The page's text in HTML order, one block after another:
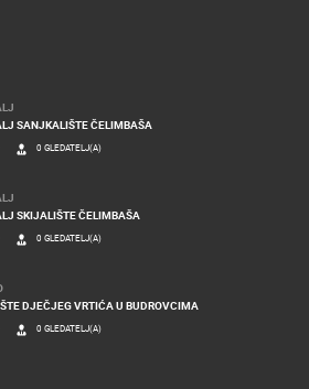
SANJKALIŠTE ČELIMBAŠA
0 GLEDATELJ(A)
SKIJALIŠTE ČELIMBAŠA
0 GLEDATELJ(A)
DJEČJEG VRTIĆA U BUDROVCIMA
0 GLEDATELJ(A)